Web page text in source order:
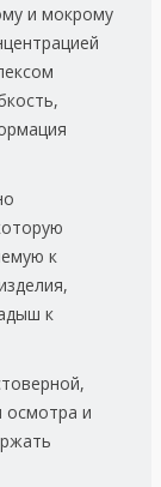
и мокрому
к
к
осмотра и